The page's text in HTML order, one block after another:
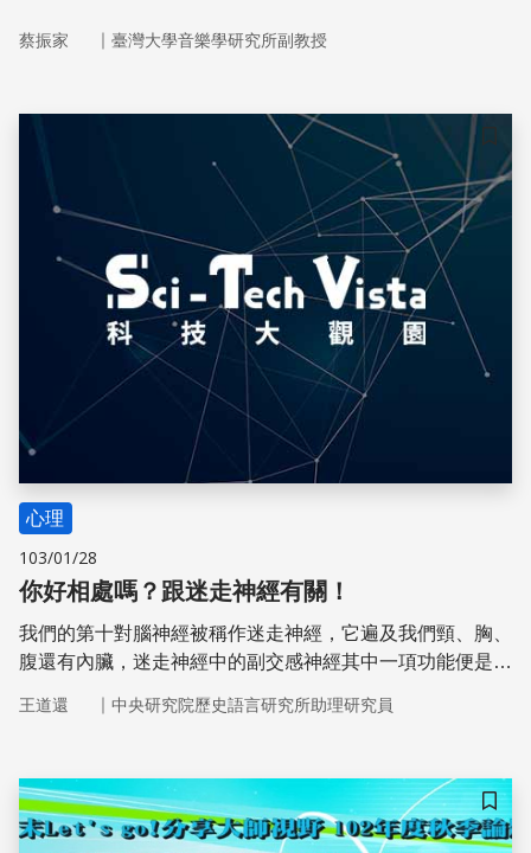
蔡振家 ｜ 臺灣大學音樂學研究所副教授
儲存
心理
103/01/28
你好相處嗎？跟迷走神經有關！
我們的第十對腦神經被稱作迷走神經，它遍及我們頸、胸、
腹還有內臟，迷走神經中的副交感神經其中一項功能便是用
感神經的活動狀況。研究發現，迷走神經張力高的人較容易
王道還 ｜ 中央研究院歷史語言研究所助理研究員
儲存